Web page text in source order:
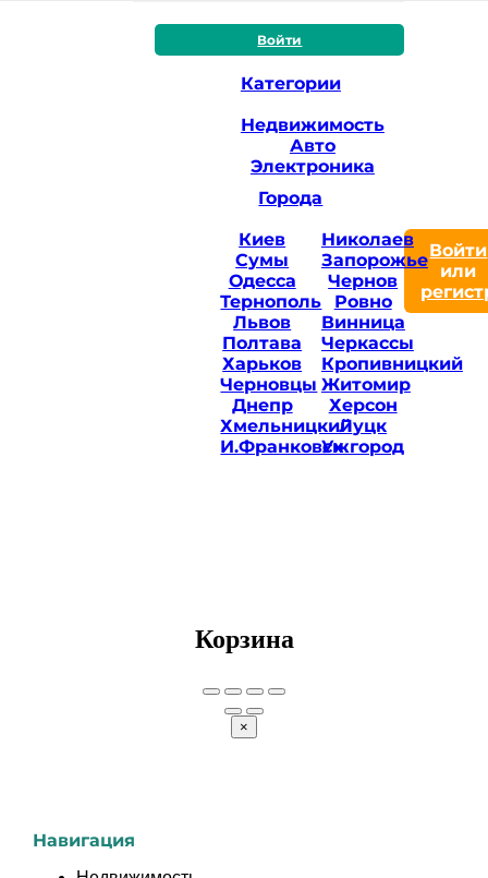
Войти
Категории
Недвижимость
Авто
Электроника
Города
Киев
Сумы
Одесса
Тернополь
Львов
Полтава
Харьков
Черновцы
Днепр
Хмельницкий
И.Франковск
Николаев
Запорожье
Чернов
Ровно
Винница
Черкассы
Кропивницкий
Житомир
Херсон
Луцк
Ужгород
Войти
или
Корзина
×
Навигация